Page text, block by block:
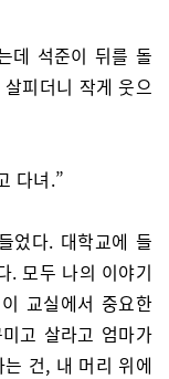
데 석준이 뒤를 돌
피더니 작게 웃으
다녀.”
었다. 대학교에 들
. 모두 나의 이야기
교실에서 중요한
고 살라고 엄마가
건, 내 머리 위에